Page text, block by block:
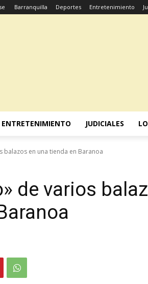
Barranquilla Deportes Entretenimiento
ENTRETENIMIENTO JUDICIALES
balazos en una tienda en Baranoa
de varios